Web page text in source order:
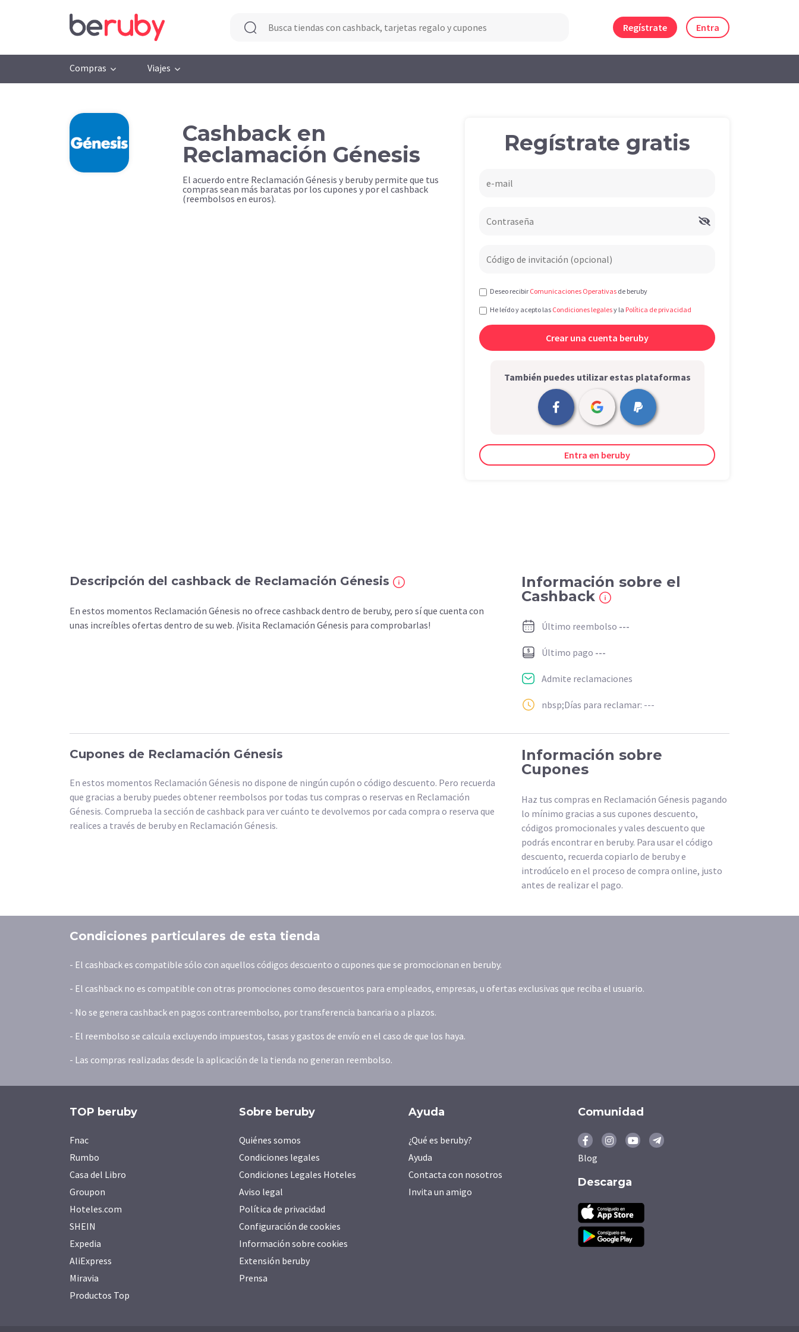
Regístrate Entra
Compras Viajes
Cashback en
Reclamación Génesis
El acuerdo entre Reclamación Génesis y beruby permite que tus
compras sean más baratas por los cupones y por el cashback
(reembolsos en euros).
Regístrate gratis
Deseo recibir Comunicaciones Operativas de beruby
He leído y acepto las Condiciones legalesy la Política de privacidad
También puedes utilizar estas plataformas
Entra en beruby
Descripción del cashback de Reclamación Génesis
En estos momentos Reclamación Génesis no ofrece cashback dentro de beruby, pero sí que cuenta con
unas increíbles ofertas dentro de su web. ¡Visita Reclamación Génesis para comprobarlas!
Información sobre el
Cashback
Último reembolso ---
Último pago ---
Admite reclamaciones
nbsp;Días para reclamar: ---
Cupones de Reclamación Génesis
En estos momentos Reclamación Génesis no dispone de ningún cupón o código descuento. Pero recuerda
que gracias a beruby puedes obtener reembolsos por todas tus compras o reservas en Reclamación
Génesis. Comprueba la sección de cashback para ver cuánto te devolvemos por cada compra o reserva que
realices a través de beruby en Reclamación Génesis.
Información sobre
Cupones
Haz tus compras en Reclamación Génesis pagando
lo mínimo gracias a sus cupones descuento,
códigos promocionales y vales descuento que
podrás encontrar en beruby. Para usar el código
descuento, recuerda copiarlo de beruby e
introdúcelo en el proceso de compra online, justo
antes de realizar el pago.
Condiciones particulares de esta tienda
- El cashback es compatible sólo con aquellos códigos descuento o cupones que se promocionan en beruby.
- El cashback no es compatible con otras promociones como descuentos para empleados, empresas, u ofertas exclusivas que reciba el usuario.
- No se genera cashback en pagos contrareembolso, por transferencia bancaria o a plazos.
- El reembolso se calcula excluyendo impuestos, tasas y gastos de envío en el caso de que los haya.
- Las compras realizadas desde la aplicación de la tienda no generan reembolso.
TOP beruby
Fnac
Rumbo
Casa del Libro
Groupon
Hoteles.com
SHEIN
Expedia
AliExpress
Miravia
Productos Top
Sobre beruby
Quiénes somos
Condiciones legales
Condiciones Legales Hoteles
Aviso legal
Política de privacidad
Configuración de cookies
Información sobre cookies
Extensión beruby
Prensa
Ayuda
¿Qué es beruby?
Ayuda
Contacta con nosotros
Invita un amigo
Comunidad
Blog
Descarga